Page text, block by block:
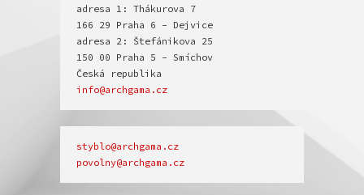
adresa 1: Thákurova 7
166 29 Praha 6 - Dejvice
adresa 2: Štefánikova 25
150 00 Praha 5 - Smíchov
info@archgama.cz
povolny@archgama.cz